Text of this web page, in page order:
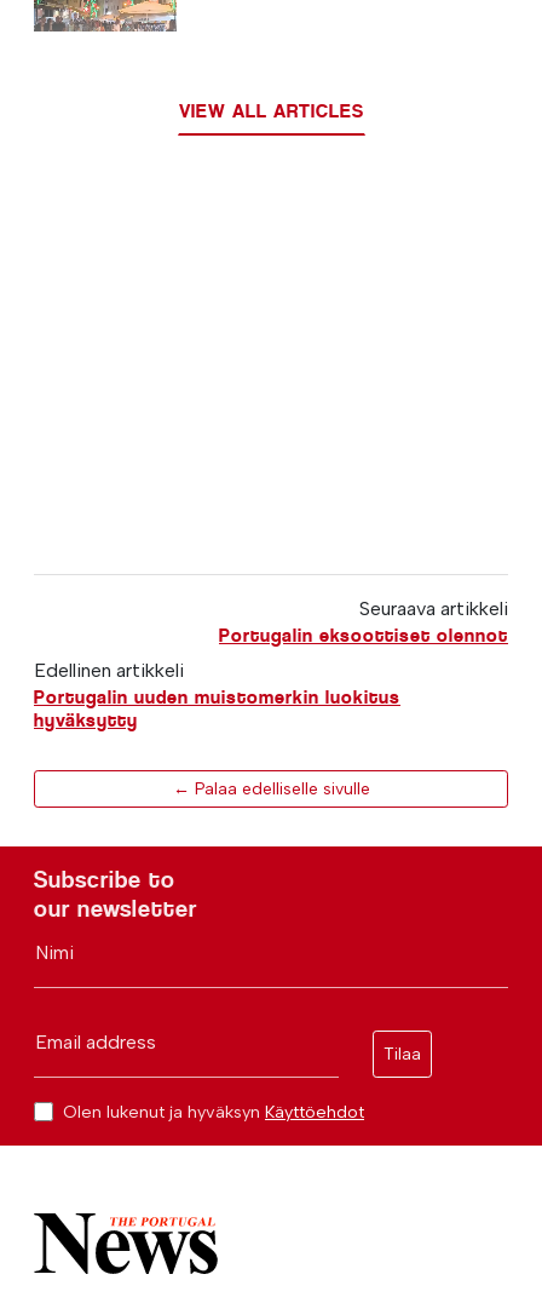
VIEW ALL ARTICLES
Seuraava artikkeli
Portugalin eksoottiset olennot
Edellinen artikkeli
Portugalin uuden muistomerkin luokitus
hyväksytty
← Palaa edelliselle sivulle
Subscribe to
our newsletter
Nimi
Email address
Tilaa
Olen lukenut ja hyväksyn Käyttöehdot